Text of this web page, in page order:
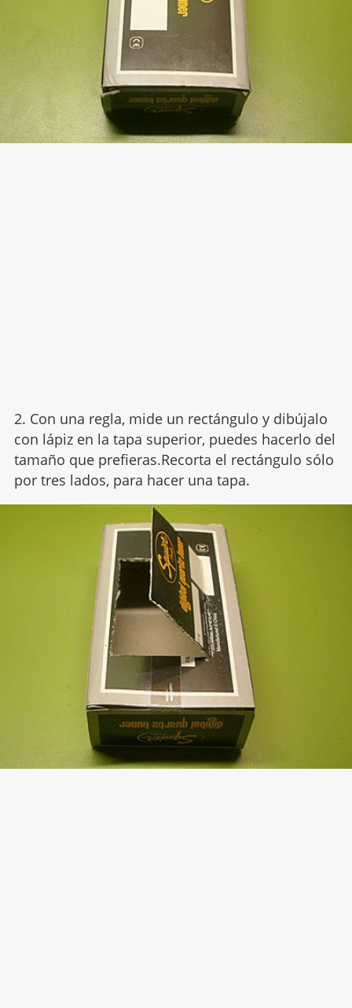
2. Con una regla, mide un rectángulo y dibújalo
con lápiz en la tapa superior, puedes hacerlo del
tamaño que prefieras.Recorta el rectángulo sólo
por tres lados, para hacer una tapa.